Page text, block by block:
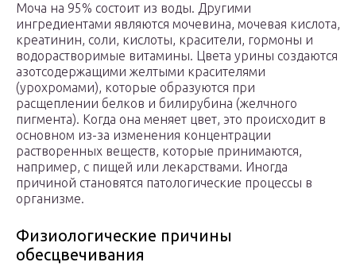
Моча на 95% состоит из воды. Другими
ингредиентами являются мочевина, мочевая кислота,
креатинин, соли, кислоты, красители, гормоны и
водорастворимые витамины. Цвета урины создаются
азотсодержащими желтыми красителями
(урохромами), которые образуются при
расщеплении белков и билирубина (желчного
пигмента). Когда она меняет цвет, это происходит в
основном из-за изменения концентрации
растворенных веществ, которые принимаются,
например, с пищей или лекарствами. Иногда
причиной становятся патологические процессы в
организме.
Физиологические причины
обесцвечивания